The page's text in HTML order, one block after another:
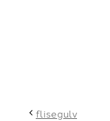
flisegulv